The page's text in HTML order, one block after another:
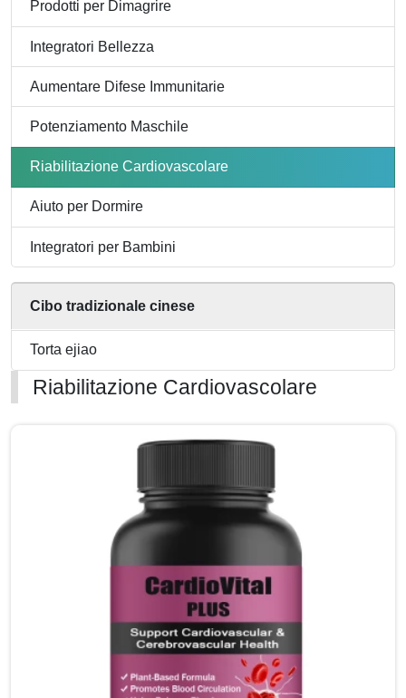
Prodotti per Dimagrire
Integratori Bellezza
Aumentare Difese Immunitarie
Potenziamento Maschile
Riabilitazione Cardiovascolare
Aiuto per Dormire
Integratori per Bambini
Cibo tradizionale cinese
Torta ejiao
Riabilitazione Cardiovascolare